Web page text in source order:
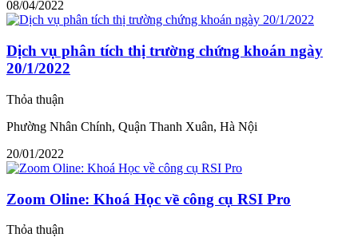
08/04/2022
Dịch vụ phân tích thị trường chứng khoán ngày
20/1/2022
Thỏa thuận
Phường Nhân Chính, Quận Thanh Xuân, Hà Nội
20/01/2022
Zoom Oline: Khoá Học về công cụ RSI Pro
Thỏa thuận